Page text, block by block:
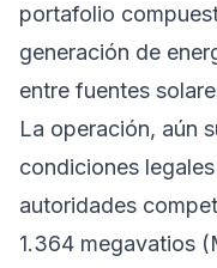
portafolio
generación de
entre fuentes
La operación, aún
condiciones
autoridades
1.364 megavatios